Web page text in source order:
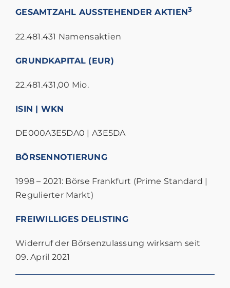
GESAMTZAHL AUSSTEHENDER AKTIEN3
22.481.431 Namensaktien
GRUNDKAPITAL (EUR)
22.481.431,00 Mio.
ISIN | WKN
DE000A3E5DA0 | A3E5DA
BÖRSENNOTIERUNG
1998 – 2021: Börse Frankfurt (Prime Standard |
Regulierter Markt)
FREIWILLIGES DELISTING
Widerruf der Börsenzulassung wirksam seit
09. April 2021